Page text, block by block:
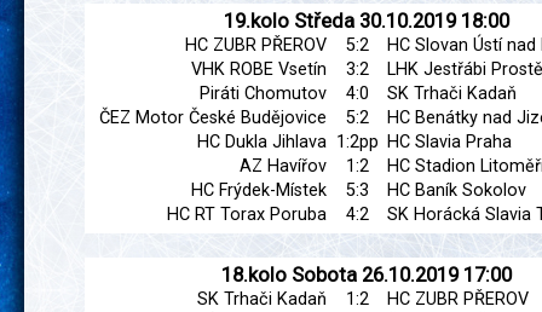
19.kolo Středa 30.10.2019 18:00
HC ZUBR PŘEROV 5:2
HC Slovan Ústí nad
VHK ROBE Vsetín
3:2
LHK Jestřábi
Piráti Chomutov
4:0
SK Trhači Kadaň
ČEZ Motor České Budějovice
5:2
HC Benátky nad
HC Dukla Jihlava 1:2pp HC Slavia Praha
AZ Havířov
1:2
HC Stadion
HC Frýdek-Místek
5:3
HC Baník Sokolov
HC RT Torax Poruba
4:2 SK Horácká Slavia
18.kolo Sobota 26.10.2019 17:00
SK Trhači Kadaň 1:2
HC ZUBR PŘEROV